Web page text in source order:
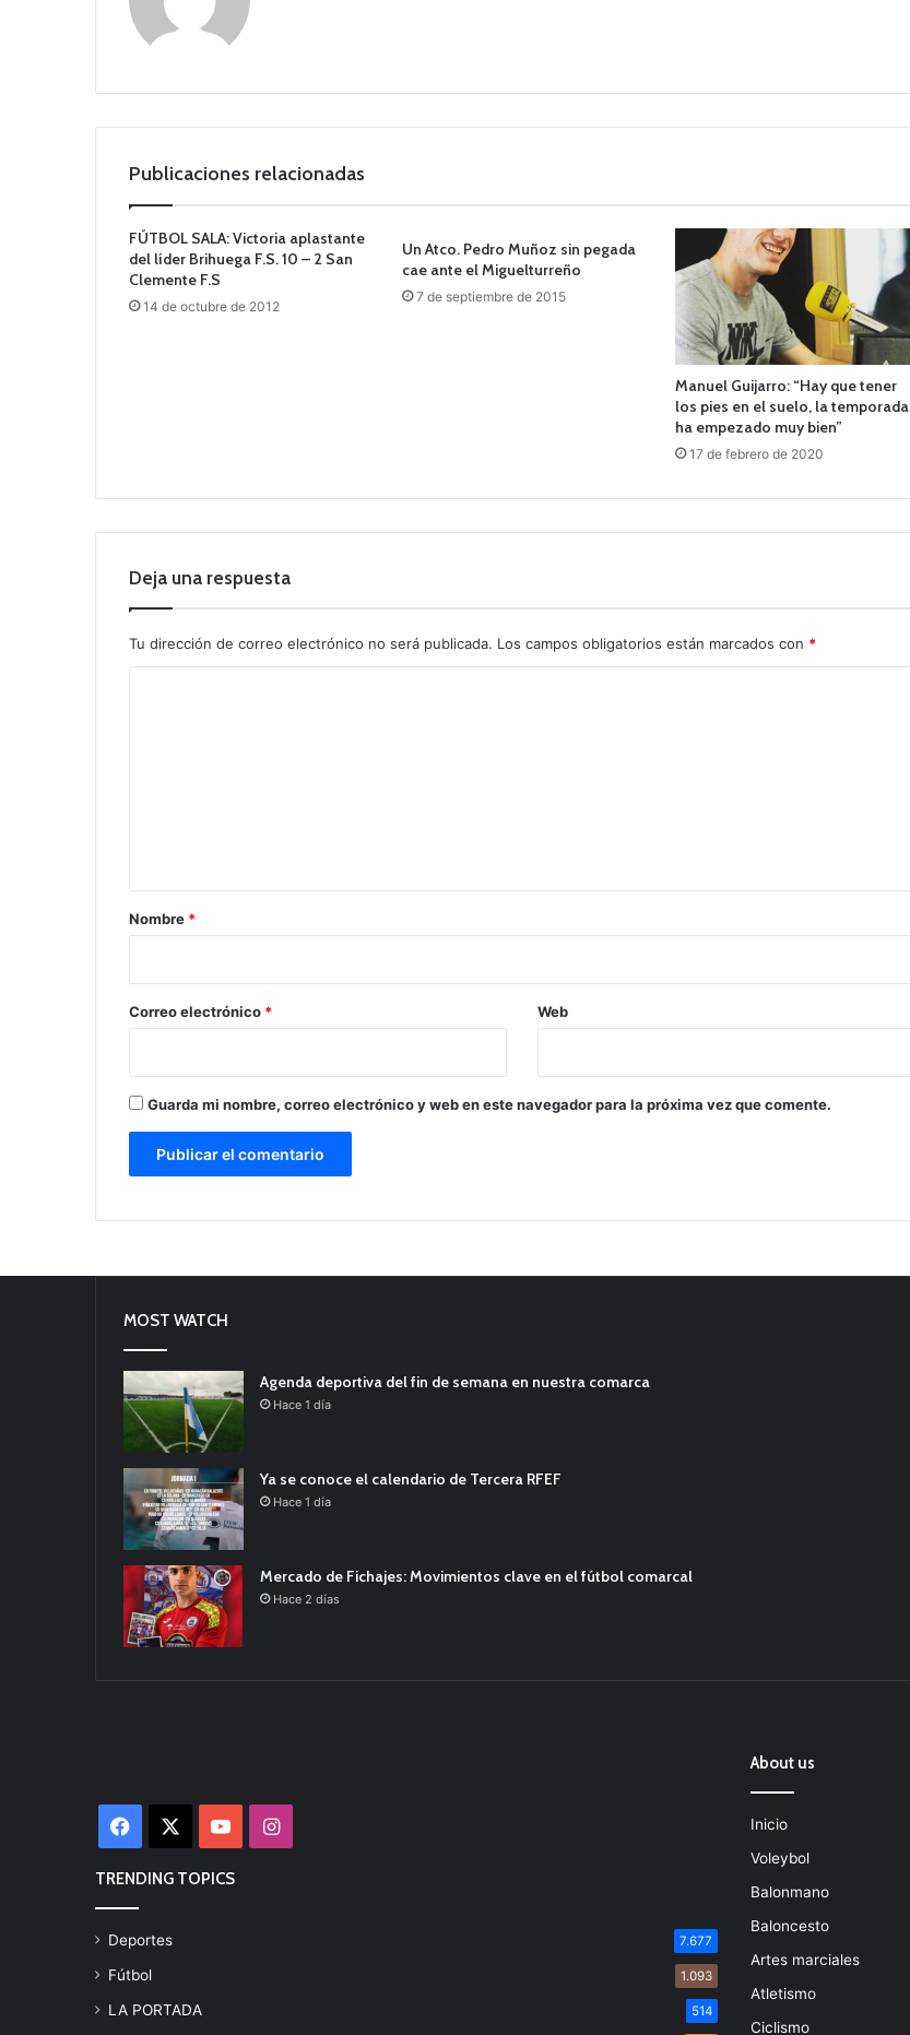
Publicaciones relacionadas
FÚTBOL SALA: Victoria aplastante
del líder Brihuega F.S. 10 – 2 San
Clemente F.S
14 de octubre de 2012
Un Atco. Pedro Muñoz sin pegada
cae ante el Miguelturreño
7 de septiembre de 2015
Manuel Guijarro: “Hay que tener
los pies en el suelo, la temporada
ha empezado muy bien”
17 de febrero de 2020
Deja una respuesta
Tu dirección de correo electrónico no será publicada. Los campos obligatorios están marcados con *
r
*
Nombre *
Correo electrónico * Web
Guarda mi nombre, correo electrónico y web en este navegador para la próxima vez que comente.
MOST WATCH
Agenda deportiva del fin de semana en nuestra comarca
Hace 1 día
Ya se conoce el calendario de Tercera RFEF
Hace 1 día
Mercado de Fichajes: Movimientos clave en el fútbol comarcal
Hace 2 días
Facebook YouTubeInstagram
TRENDING TOPICS
Deportes 7.677
Fútbol 1.093
LA PORTADA 514
About us
Inicio
Voleybol
Balonmano
Baloncesto
Artes marciales
Atletismo
Ciclismo